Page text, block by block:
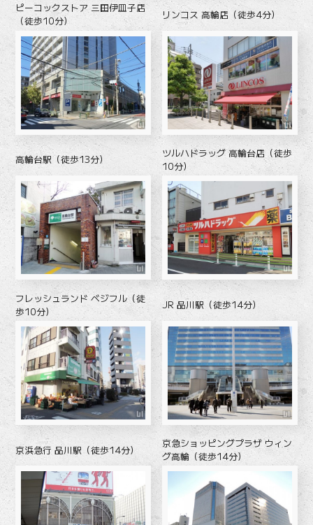
ピーコックストア 三田伊皿子店
（徒歩10分）
リンコス 高輪店（徒歩4分）
高輪台駅（徒歩13分）
ツルハドラッグ 高輪台店（徒歩
10分）
フレッシュランド ベジフル（徒
歩10分）
JR 品川駅（徒歩14分）
京浜急行 品川駅（徒歩14分）
京急ショッピングプラザ ウィン
グ高輪（徒歩14分）